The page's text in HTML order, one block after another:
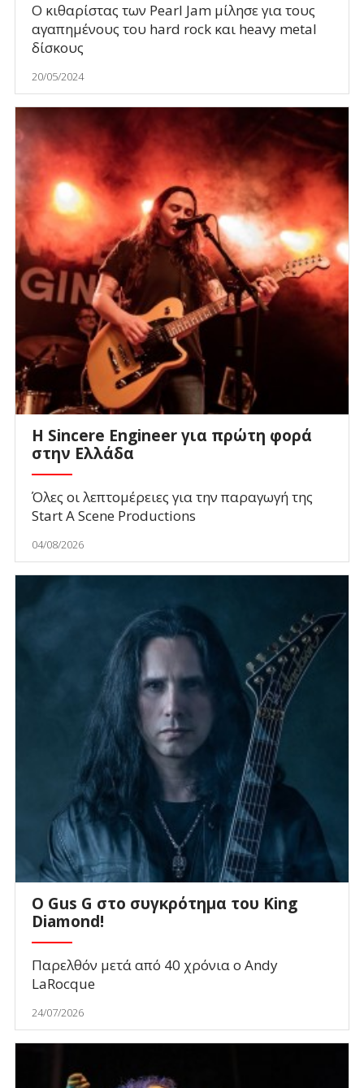
Ο κιθαρίστας των Pearl Jam μίλησε για τους
αγαπημένους του hard rock και heavy metal
δίσκους
20/05/2024
Η Sincere Engineer για πρώτη φορά
στην Ελλάδα
Όλες οι λεπτομέρειες για την παραγωγή της
Start A Scene Productions
04/08/2026
O Gus G στο συγκρότημα του King
Diamond!
Παρελθόν μετά από 40 χρόνια ο Andy
LaRocque
24/07/2026